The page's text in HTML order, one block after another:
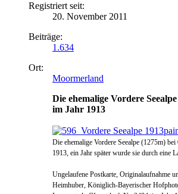
Registriert seit:
20. November 2011
Beiträge:
1.634
Ort:
Moormerland
Die ehemalige Vordere
im Jahr 1913
Die ehemalige Vordere Seealpe (1275m)
1913, ein Jahr später wurde sie durch eine
Ungelaufene Postkarte, Originalaufnahme
Heimhuber, Königlich-Bayerischer